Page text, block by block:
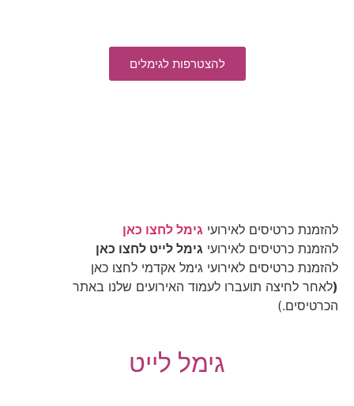
להצטרפות לגימלים
להזמנת כרטיסים לאירועי גימל לחצו כאן
להזמנת כרטיסים לאירועי גימל לייט לחצו כאן
להזמנת כרטיסים לאירועי גימל אקדמי לחצו כאן
(לאחר לחיצה תועברו לעמוד האירועים שלנו באתר
הכרטיסים.)
גימל לייט